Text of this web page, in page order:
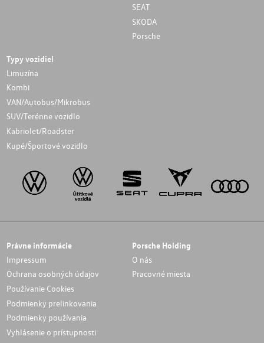
SEAT
SKODA
Porsche
Typy vozidiel
Limuzína
Kombi
VAN/Autobus/Mikrobus
SUV/Terénne vozidlo
Kabriolet/Roadster
Kupé/Športové vozidlo
Právne informácie
Impressum
Ochrana osobných údajov
Používanie Cookies
Podmienky prelinkovania
Podmienky používania
Vyhlásenie o prístupnosti
Porsche Holding
O nás
Pracovné miesta